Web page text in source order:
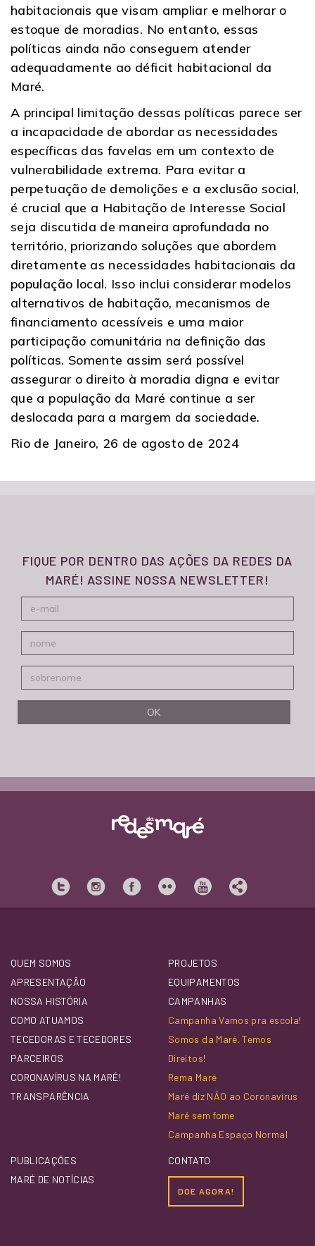
habitacionais que visam ampliar e melhorar o
estoque de moradias. No entanto, essas
políticas ainda não conseguem atender
adequadamente ao déficit habitacional da
Maré.
A principal limitação dessas políticas parece ser
a incapacidade de abordar as necessidades
específicas das favelas em um contexto de
vulnerabilidade extrema. Para evitar a
perpetuação de demolições e a exclusão social,
é crucial que a Habitação de Interesse Social
seja discutida de maneira aprofundada no
território, priorizando soluções que abordem
diretamente as necessidades habitacionais da
população local. Isso inclui considerar modelos
alternativos de habitação, mecanismos de
financiamento acessíveis e uma maior
participação comunitária na definição das
políticas. Somente assim será possível
assegurar o direito à moradia digna e evitar
que a população da Maré continue a ser
deslocada para a margem da sociedade.
Rio de Janeiro, 26 de agosto de 2024
FIQUE POR DENTRO DAS AÇÕES DA REDES DA
MARÉ! ASSINE NOSSA NEWSLETTER!
QUEM SOMOS
APRESENTAÇÃO
NOSSA HISTÓRIA
COMO ATUAMOS
TECEDORAS E TECEDORES
PARCEIROS
CORONAVÍRUS NA MARÉ!
TRANSPARÊNCIA
PROJETOS
EQUIPAMENTOS
CAMPANHAS
Campanha Vamos pra escola!
Somos da Maré. Temos
Direitos!
Rema Maré
Maré diz NÃO ao Coronavírus
Maré sem fome
Campanha Espaço Normal
PUBLICAÇÕES
MARÉ DE NOTÍCIAS
CONTATO
DOE AGORA!